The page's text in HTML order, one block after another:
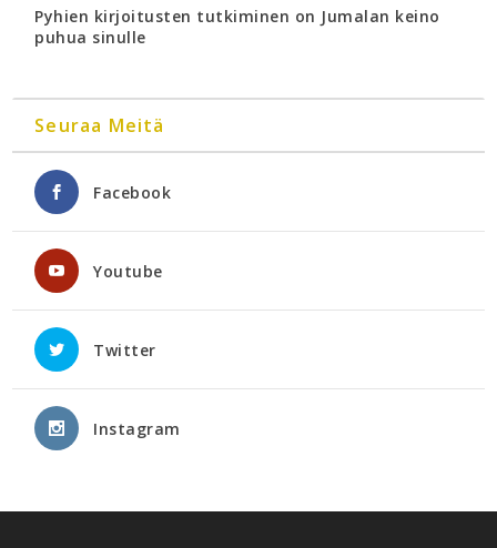
Pyhien kirjoitusten tutkiminen on Jumalan keino
puhua sinulle
Seuraa Meitä
Facebook
Youtube
Twitter
Instagram